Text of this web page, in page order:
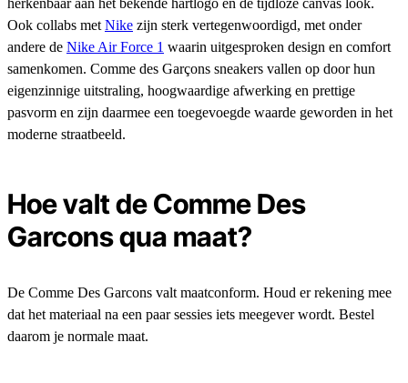
herkenbaar aan het bekende hartlogo en de tijdloze canvas look.
Ook collabs met Nike zijn sterk vertegenwoordigd, met onder
andere de Nike Air Force 1 waarin uitgesproken design en comfort
samenkomen. Comme des Garçons sneakers vallen op door hun
eigenzinnige uitstraling, hoogwaardige afwerking en prettige
pasvorm en zijn daarmee een toegevoegde waarde geworden in het
moderne straatbeeld.
Hoe valt de Comme Des
Garcons qua maat?
De Comme Des Garcons valt maatconform. Houd er rekening mee
dat het materiaal na een paar sessies iets meegever wordt. Bestel
daarom je normale maat.